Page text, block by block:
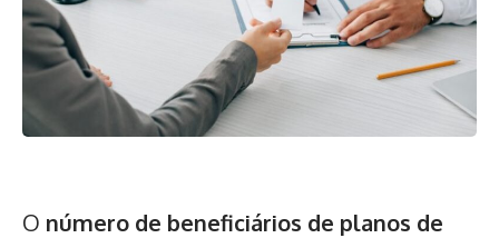
O número de beneficiários de planos de